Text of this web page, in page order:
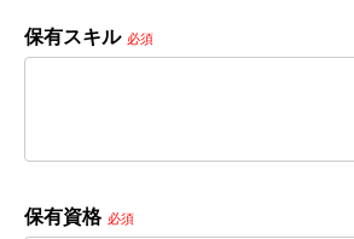
保有スキル 必須
保有資格 必須